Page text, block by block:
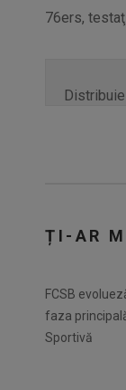
76ers,
ȚI-AR
FCSB
faza
Sportivă